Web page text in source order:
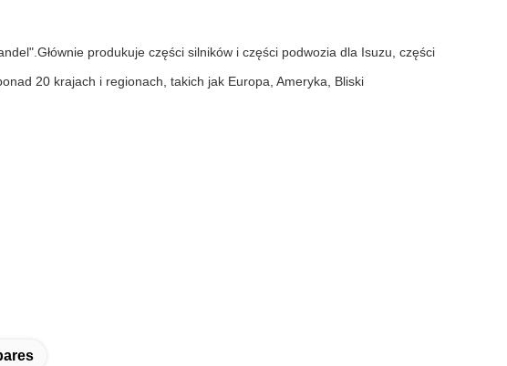
produkuje części silników i części podwozia dla Isuzu, części
20 krajach i regionach, takich jak Europa, Ameryka, Bliski